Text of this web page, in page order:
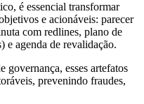
é essencial transformar
e acionáveis: parecer
com redlines, plano de
e agenda de revalidação.
governança, esses artefatos
prevenindo fraudes,